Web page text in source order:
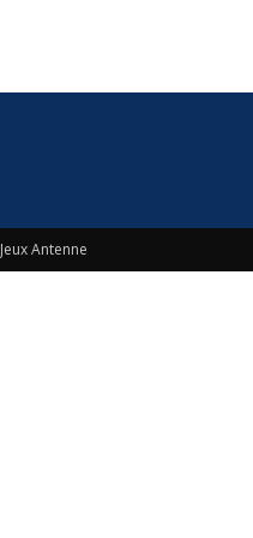
Jeux Antenne